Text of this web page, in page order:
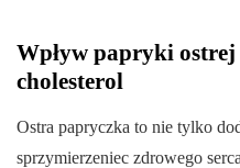
Wpływ papryki
cholesterol
Ostra papryczka to nie tylko
sprzymierzeniec zdrowego